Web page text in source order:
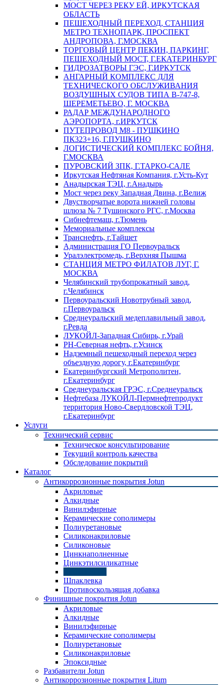
МОСТ ЧЕРЕЗ РЕКУ ЕЙ, ИРКУТСКАЯ
ОБЛАСТЬ
ПЕШЕХОДНЫЙ ПЕРЕХОД, СТАНЦИЯ
МЕТРО ТЕХНОПАРК, ПРОСПЕКТ
АНДРОПОВА, Г.МОСКВА
ТОРГОВЫЙ ЦЕНТР ПЕКИН, ПАРКИНГ,
ПЕШЕХОДНЫЙ МОСТ, Г.ЕКАТЕРИНБУРГ
ГИДРОЗАТВОРЫ ГЭС, Г.ИРКУТСК
АНГАРНЫЙ КОМПЛЕКС ДЛЯ
ТЕХНИЧЕСКОГО ОБСЛУЖИВАНИЯ
ВОЗДУШНЫХ СУДОВ ТИПА В-747-8,
ШЕРЕМЕТЬЕВО, Г. МОСКВА
РАДАР МЕЖДУНАРОДНОГО
АЭРОПОРТА, г.ИРКУТСК
ПУТЕПРОВОД М8 - ПУШКИНО
ПК323+16, Г.ПУШКИНО
ЛОГИСТИЧЕСКИЙ КОМПЛЕКС БОЙНЯ,
Г.МОСКВА
ПУРОВСКИЙ ЗПК, Г.ТАРКО-САЛЕ
Иркутская Нефтяная Компания, г.Усть-Кут
Анадырская ТЭЦ, г.Анадырь
Мост через реку Западная Двина, г.Велиж
Двустворчатые ворота нижней головы
шлюза № 7 Тушинского РГС, г.Москва
Сибнефтемаш, г.Тюмень
Мемориальные комплексы
Транснефть, г.Тайшет
Администрация ГО Первоуральск
Уралэлектромедь, г.Верхняя Пышма
СТАНЦИЯ МЕТРО ФИЛАТОВ ЛУГ, Г.
МОСКВА
Челябинский трубопрокатный завод,
г.Челябинск
Первоуральский Новотрубный завод,
г.Первоуральск
Среднеуральский медеплавильный завод,
г.Ревда
ЛУКОЙЛ-Западная Сибирь, г.Урай
РН-Северная нефть, г.Усинск
Надземный пешеходный переход через
объездную дорогу, г.Екатеринбург
Екатеринбургский Метрополитен,
г.Екатеринбург
Среднеуральская ГРЭС, г.Среднеуральск
Нефтебаза ЛУКОЙЛ-Пермнефтепродукт
территория Ново-Свердловской ТЭЦ,
г.Екатеринбург
Услуги
Технический сервис
Техническое консультирование
Текущий контроль качества
Обследование покрытий
Каталог
Антикоррозионные покрытия Jotun
Акриловые
Алкидные
Винилэфирные
Керамические сополимеры
Полиуретановые
Силиконакриловые
Силиконовые
Цинкнаполненные
Цинкэтилсиликатные
Шпаклевка
Противоскользящая добавка
Финишные покрытия Jotun
Акриловые
Алкидные
Винилэфирные
Керамические сополимеры
Полиуретановые
Силиконакриловые
Эпоксидные
Разбавители Jotun
Антикоррозионные покрытия Litum